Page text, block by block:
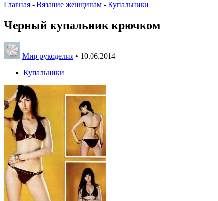
Главная - Вязание женщинам - Купальники
Черный купальник крючком
Мир рукоделия • 10.06.2014
Купальники